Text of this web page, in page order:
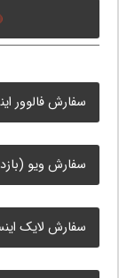
سفارش فالوور
سفارش ویو
سفارش لایک